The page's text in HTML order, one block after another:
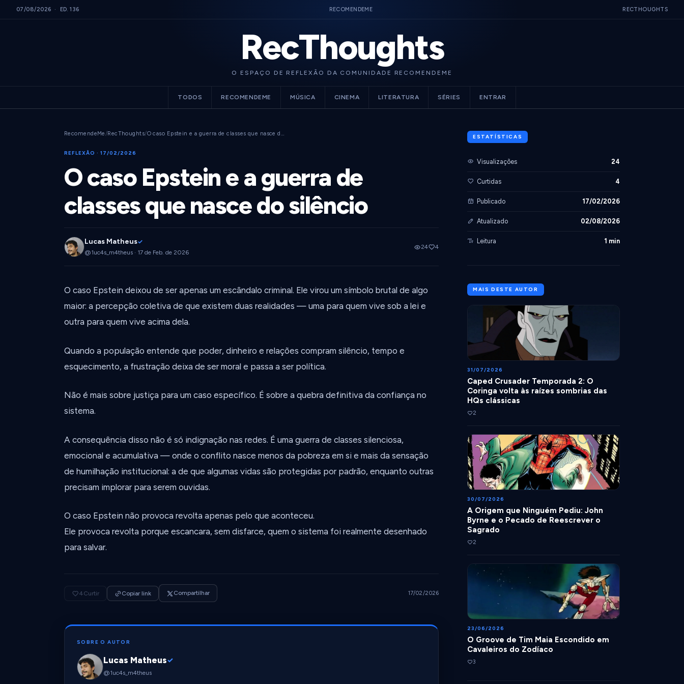
07/08/2026 · ED. 136 RECOMENDEME RECTHOUGHTS
RecThoughts
O ESPAÇO DE REFLEXÃO DA COMUNIDADE RECOMENDEME
TODOS RECOMENDEME MÚSICA CINEMA LITERATURA SÉRIES ENTRAR
RecomendeMe/RecThoughts/O caso Epstein e a guerra de classes que nasce d…
REFLEXÃO · 17/02/2026
O caso Epstein e a guerra de
classes que nasce do silêncio
Lucas Matheus✓
@1uc4s_m4theus · 17 de Feb. de 2026
24 4
O caso Epstein deixou de ser apenas um escândalo criminal. Ele virou um símbolo brutal de algo
maior: a percepção coletiva de que existem duas realidades — uma para quem vive sob a lei e
outra para quem vive acima dela.
Quando a população entende que poder, dinheiro e relações compram silêncio, tempo e
esquecimento, a frustração deixa de ser moral e passa a ser política.
Não é mais sobre justiça para um caso específico. É sobre a quebra definitiva da confiança no
sistema.
A consequência disso não é só indignação nas redes. É uma guerra de classes silenciosa,
emocional e acumulativa — onde o conflito nasce menos da pobreza em si e mais da sensação
de humilhação institucional: a de que algumas vidas são protegidas por padrão, enquanto outras
precisam implorar para serem ouvidas.
O caso Epstein não provoca revolta apenas pelo que aconteceu.
Ele provoca revolta porque escancara, sem disfarce, quem o sistema foi realmente desenhado
para salvar.
4Curtir Copiar link Compartilhar 17/02/2026
SOBRE O AUTOR
Lucas Matheus✓
@1uc4s_m4theus
ESTATÍSTICAS
Visualizações 24
Curtidas 4
Publicado 17/02/2026
Atualizado 02/08/2026
Leitura 1 min
MAIS DESTE AUTOR
31/07/2026
Caped Crusader Temporada 2: O
Coringa volta às raízes sombrias das
HQs clássicas
2
30/07/2026
A Origem que Ninguém Pediu: John
Byrne e o Pecado de Reescrever o
Sagrado
2
23/06/2026
O Groove de Tim Maia Escondido em
Cavaleiros do Zodíaco
3